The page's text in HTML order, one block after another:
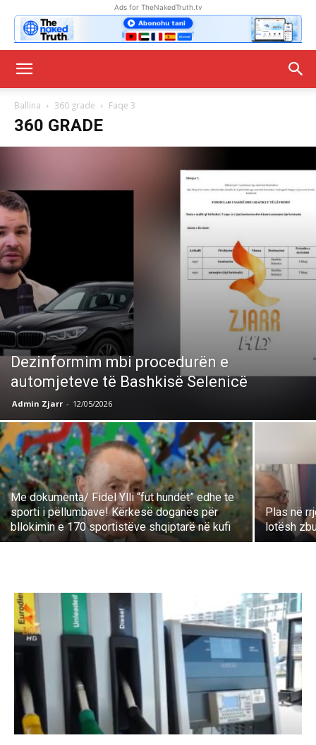
Ads for TheNakedTruth.tv
Ballina 360 grade Faqe 3
360 GRADE
Dezinformim mbi procedurën e
automjeteve të Bashkisë Selenicë
Admin Zjarr - 12/05/2026
Me dokumenta/ Fidel Ylli “fut hundët” edhe te
sporti i pëllumbave! Kërkesë doganës për
bllokimin e 170 sportistëve shqiptarë në kufi
Plas në
lotësh